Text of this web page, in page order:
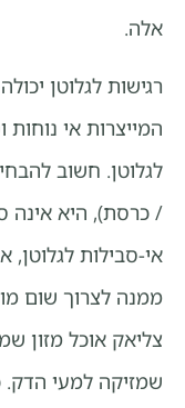
אלה.
רגישות לגלוטן
המייצרות אי נוחות
לגלוטן. חשוב
/ כרסת), היא אינה
אי-סבילות לגלוטן,
ממנה לצרוך שום
צליאק אוכל מזון
שמזיקה למעי הדק.